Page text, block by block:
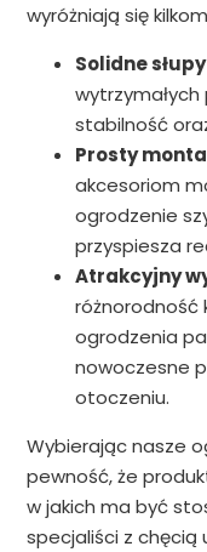
wyróżniają się
Solidne
stabilność
Prosty
akcesoriom
ogrodzenie
przyspiesza
Atrakcyjny
różnorodność
ogrodzenia
nowoczesne
otoczeniu.
Wybierając nasze
pewność, że
w jakich ma być
specjaliści z